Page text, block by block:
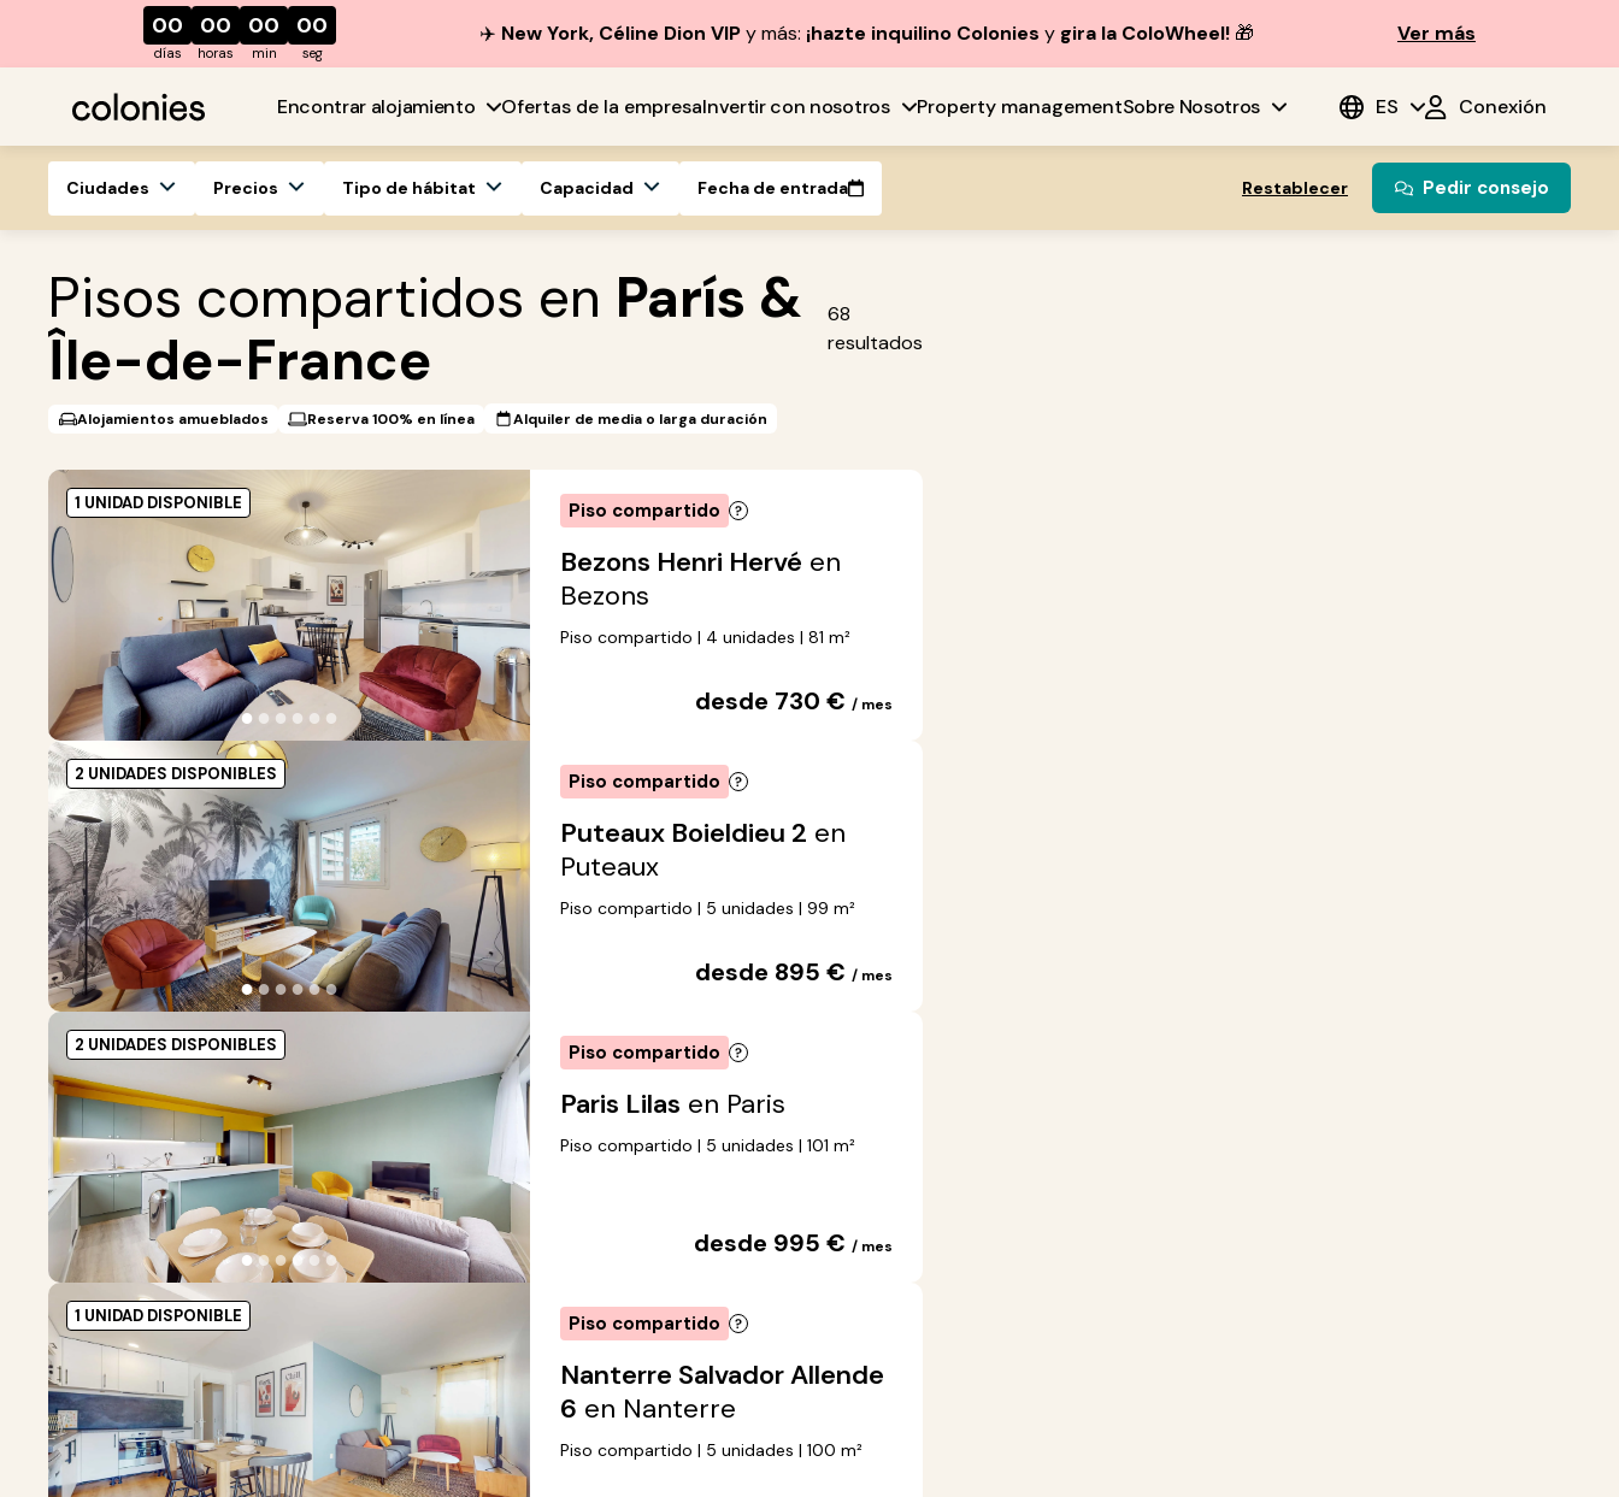
00
días
00
horas
00
min
00
seg
✈️ New York, Céline Dion VIPy más: ¡hazte inquilino Colonies y gira la ColoWheel! 🎁 Ver más
Encontrar alojamiento Ofertas de la empresaInvertir con nosotros Property managementSobre Nosotros ES Conexión
Ciudades Precios Tipo de hábitat Capacidad Fecha de entrada Restablecer Pedir consejo
Pisos compartidos en París &
Île-de-France
68
resultados
Alojamientos amueblados Reserva 100% en línea Alquiler de media o larga duración
● ● ● ● ● ●
1 UNIDAD DISPONIBLE Piso compartido
Bezons Henri Hervé en
Bezons
Piso compartido | 4 unidades | 81 m²
desde 730 €/ mes
●●●●●●
2 UNIDADES DISPONIBLES Piso compartido
Puteaux Boieldieu 2 en
Puteaux
Piso compartido | 5 unidades | 99 m²
desde 895 €/ mes
●●●●●●
2 UNIDADES DISPONIBLES Piso compartido
Paris Lilas en Paris
Piso compartido | 5 unidades | 101 m²
desde 995 €/ mes
1 UNIDAD DISPONIBLE Piso compartido
Nanterre Salvador Allende
6 en Nanterre
Piso compartido | 5 unidades | 100 m²